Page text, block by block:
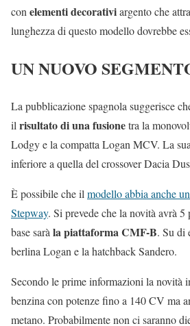
con elementi decorativiargento che
lunghezza di questo modello dovrebbe
UN NUOVO
La pubblicazione spagnola suggerisce
il risultato di una fusionetra la
Lodgy e la compatta Logan MCV. La
inferiore a quella del crossover Dacia
È possibile che il modello abbia anche
Stepway. Si prevede che la novità avrà
base sarà la piattaforma CMF-B. Su di
berlina Logan e la hatchback Sandero.
Secondo le prime informazioni la novità
benzina con potenze fino a 140 CV ma
metano. Probabilmente non ci saranno